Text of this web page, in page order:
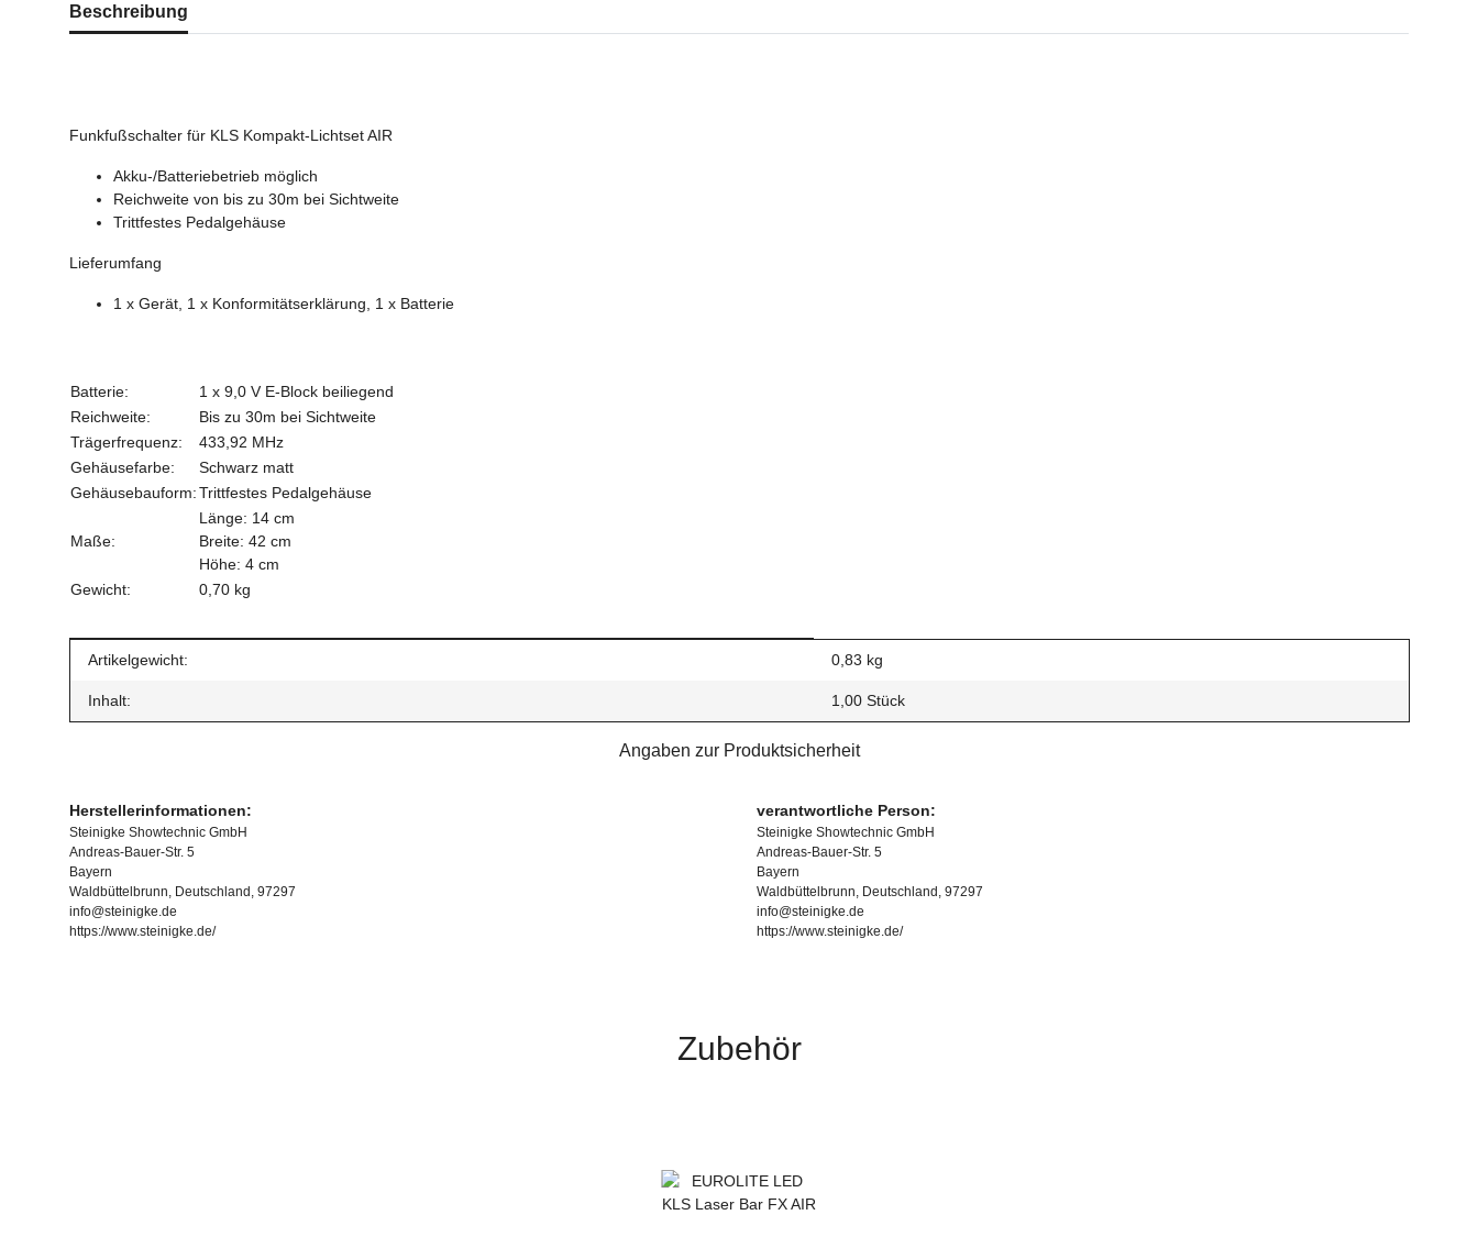
Beschreibung
Funkfußschalter für KLS Kompakt-Lichtset AIR
Akku-/Batteriebetrieb möglich
Reichweite von bis zu 30m bei Sichtweite
Trittfestes Pedalgehäuse
Lieferumfang
1 x Gerät, 1 x Konformitätserklärung, 1 x Batterie
Batterie:
1 x 9,0 V E-Block beiliegend
Reichweite:
Bis zu 30m bei Sichtweite
Trägerfrequenz:
433,92 MHz
Gehäusefarbe:
Schwarz matt
Gehäusebauform:Trittfestes Pedalgehäuse
Maße:
Länge: 14 cm
Breite: 42 cm
Höhe: 4 cm
Gewicht:
0,70 kg
Produkteigenschaft
Wert
Artikelgewicht: 0,83 kg
Inhalt: 1,00 Stück
Angaben zur Produktsicherheit
Herstellerinformationen:
Steinigke Showtechnic GmbH
Andreas-Bauer-Str. 5
Bayern
Waldbüttelbrunn, Deutschland, 97297
info@steinigke.de
https://www.steinigke.de/
verantwortliche Person:
Steinigke Showtechnic GmbH
Andreas-Bauer-Str. 5
Bayern
Waldbüttelbrunn, Deutschland, 97297
info@steinigke.de
https://www.steinigke.de/
Zubehör